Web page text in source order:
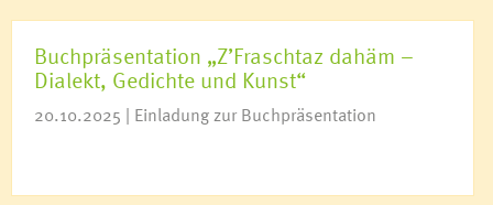
Buchpräsentation „Z’Fraschtaz dahäm –
Dialekt, Gedichte und Kunst“
20.10.2025 | Einladung zur Buchpräsentation